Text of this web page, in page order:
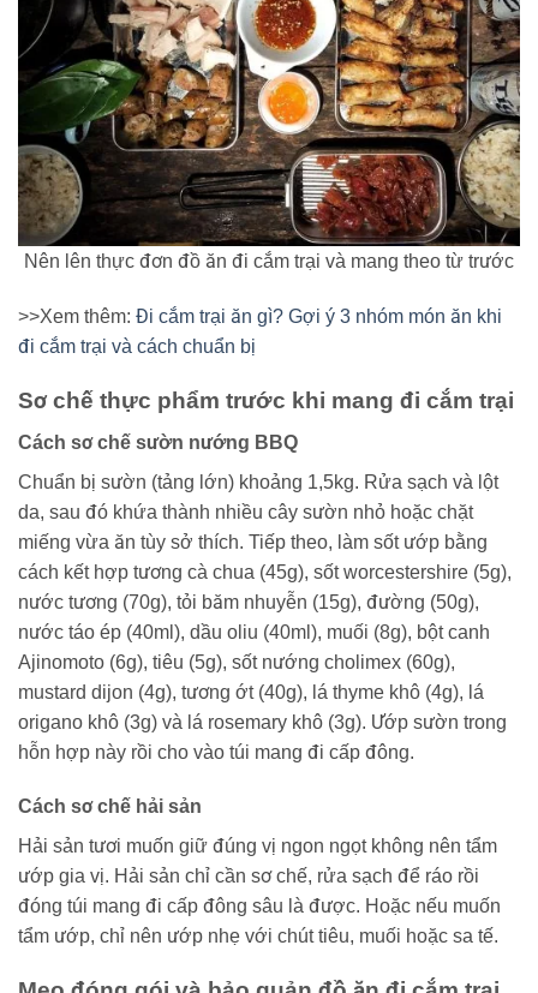
Nên lên thực đơn đồ ăn đi cắm trại và mang theo từ trước
>>Xem thêm: Đi cắm trại ăn gì? Gợi ý 3 nhóm món ăn khi
đi cắm trại và cách chuẩn bị
Sơ chế thực phẩm trước khi mang đi cắm trại
Cách sơ chế sườn nướng BBQ
Chuẩn bị sườn (tảng lớn) khoảng 1,5kg. Rửa sạch và lột
da, sau đó khứa thành nhiều cây sườn nhỏ hoặc chặt
miếng vừa ăn tùy sở thích. Tiếp theo, làm sốt ướp bằng
cách kết hợp tương cà chua (45g), sốt worcestershire (5g),
nước tương (70g), tỏi băm nhuyễn (15g), đường (50g),
nước táo ép (40ml), dầu oliu (40ml), muối (8g), bột canh
Ajinomoto (6g), tiêu (5g), sốt nướng cholimex (60g),
mustard dijon (4g), tương ớt (40g), lá thyme khô (4g), lá
origano khô (3g) và lá rosemary khô (3g). Ướp sườn trong
hỗn hợp này rồi cho vào túi mang đi cấp đông.
Cách sơ chế hải sản
Hải sản tươi muốn giữ đúng vị ngon ngọt không nên tẩm
ướp gia vị. Hải sản chỉ cần sơ chế, rửa sạch để ráo rồi
đóng túi mang đi cấp đông sâu là được. Hoặc nếu muốn
tẩm ướp, chỉ nên ướp nhẹ với chút tiêu, muối hoặc sa tế.